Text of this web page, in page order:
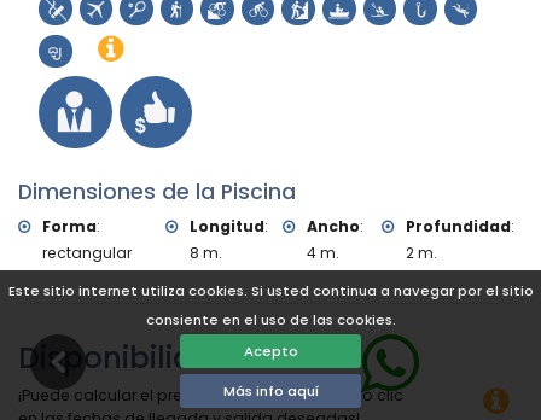
Este sitio internet utiliza cookies. Si usted continua a navegar por el sitio
consiente en el uso de las cookies.
Acepto
Más info aquí
Dimensiones de la Piscina
Forma:
rectangular
Longitud:
8 m.
Ancho:
4 m.
Profundidad:
2 m.
Disponibilidad
¡Puede calcular el precio del alquiler haciendo clic